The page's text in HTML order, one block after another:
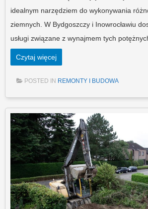
idealnym narzędziem do wykonywania
ziemnych. W Bydgoszczy i Inowrocławiu
usługi związane z wynajmem tych
Czytaj więcej
POSTED IN REMONTY I BUDOWA